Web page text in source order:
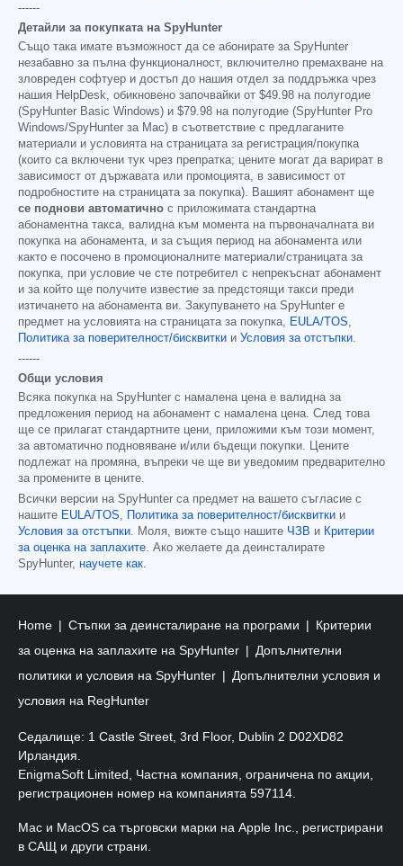
------
Детайли за покупката на SpyHunter
Също така имате възможност да се абонирате за SpyHunter
незабавно за пълна функционалност, включително премахване на
зловреден софтуер и достъп до нашия отдел за поддръжка чрез
нашия HelpDesk, обикновено започвайки от $49.98 на полугодие
(SpyHunter Basic Windows) и $79.98 на полугодие (SpyHunter Pro
Windows/SpyHunter за Mac) в съответствие с предлаганите
материали и условията на страницата за регистрация/покупка
(които са включени тук чрез препратка; цените могат да варират в
зависимост от държавата или промоцията, в зависимост от
подробностите на страницата за покупка). Вашият абонамент ще
се поднови автоматично с приложимата стандартна
абонаментна такса, валидна към момента на първоначалната ви
покупка на абонамента, и за същия период на абонамента или
както е посочено в промоционалните материали/страницата за
покупка, при условие че сте потребител с непрекъснат абонамент
и за който ще получите известие за предстоящи такси преди
изтичането на абонамента ви. Закупуването на SpyHunter е
предмет на условията на страницата за покупка,
EULA/TOS
Политика за поверителност/бисквитки и Условия за отстъпки
------
Общи условия
Всяка покупка на SpyHunter с намалена цена е валидна за
предложения период на абонамент с намалена цена. След това
ще се прилагат стандартните цени, приложими към този момент,
за автоматично подновяване и/или бъдещи покупки. Цените
подлежат на промяна, въпреки че ще ви уведомим предварително
за промените в цените.
Всички версии на SpyHunter са предмет на вашето съгласие с
нашите EULA/TOS Политика за поверителност/бисквитки и
Условия за отстъпки . Моля, вижте също нашите ЧЗВ и Критерии
за оценка на заплахите . Ако желаете да деинсталирате
SpyHunter, научете как
Home Стъпки за деинсталиране на програми
Критерии
за оценка на заплахите на SpyHunter
Допълнителни
политики и условия на SpyHunter
Допълнителни условия и
условия на RegHunter
Седалище: 1 Castle Street, 3rd Floor, Dublin 2 D02XD82
Ирландия.
EnigmaSoft Limited, Частна компания, ограничена по акции,
регистрационен номер на компанията 597114.
Mac и MacOS са търговски марки на Apple Inc., регистрирани
в САЩ и други страни.